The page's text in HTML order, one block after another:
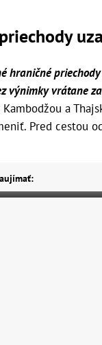
hraničné
výnimky vrátane
a
Pred cestou